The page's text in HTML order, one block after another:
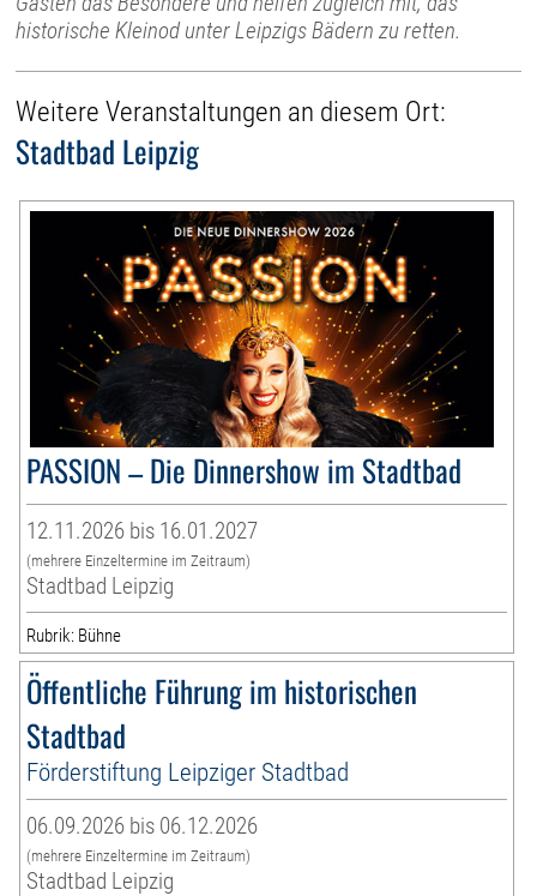
historische Kleinod unter Leipzigs Bädern zu retten.
Weitere Veranstaltungen an diesem Ort:
Stadtbad Leipzig
PASSION – Die Dinnershow im Stadtbad
12.11.2026 bis 16.01.2027
(mehrere Einzeltermine im Zeitraum)
Stadtbad Leipzig
Rubrik: Bühne
Öffentliche Führung im historischen
Stadtbad
Förderstiftung Leipziger Stadtbad
06.09.2026 bis 06.12.2026
(mehrere Einzeltermine im Zeitraum)
Stadtbad Leipzig